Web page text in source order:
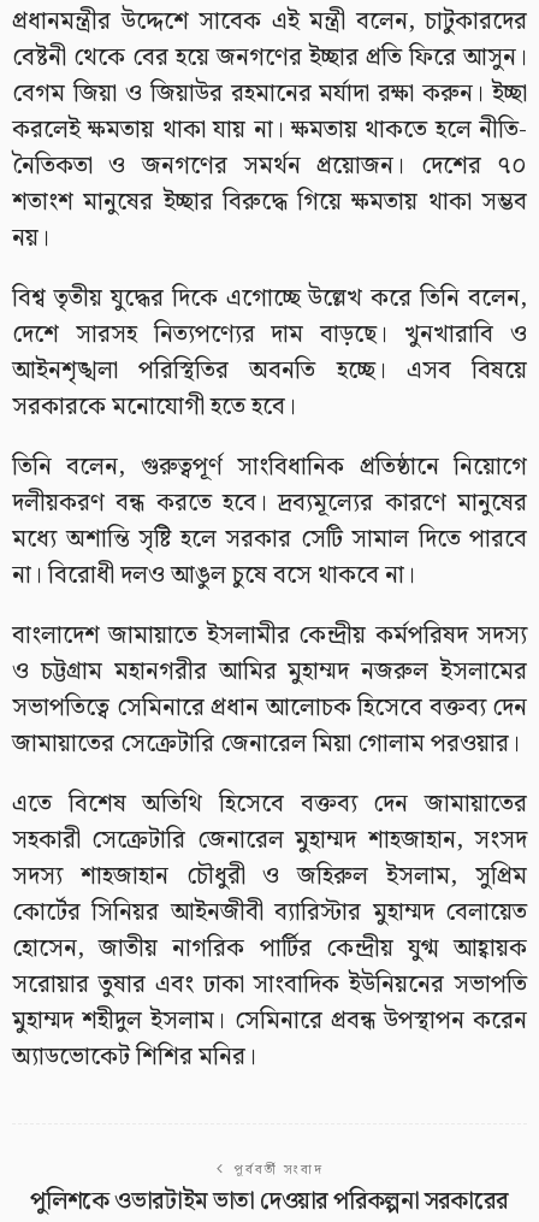
প্রধানমন্ত্রীর উদ্দেশে সাবেক এই মন্ত্রী বলেন, চাটুকারদের
বেষ্টনী থেকে বের হয়ে জনগণের ইচ্ছার প্রতি ফিরে আসুন।
বেগম জিয়া ও জিয়াউর রহমানের মর্যাদা রক্ষা করুন। ইচ্ছা
করলেই ক্ষমতায় থাকা যায় না। ক্ষমতায় থাকতে হলে নীতি-
নৈতিকতা ও জনগণের সমর্থন প্রয়োজন। দেশের ৭০
শতাংশ মানুষের ইচ্ছার বিরুদ্ধে গিয়ে ক্ষমতায় থাকা সম্ভব
নয়।
বিশ্ব তৃতীয় যুদ্ধের দিকে এগোচ্ছে উল্লেখ করে তিনি বলেন,
দেশে সারসহ নিত্যপণ্যের দাম বাড়ছে। খুনখারাবি ও
আইনশৃঙ্খলা পরিস্থিতির অবনতি হচ্ছে। এসব বিষয়ে
সরকারকে মনোযোগী হতে হবে।
তিনি বলেন, গুরুত্বপূর্ণ সাংবিধানিক প্রতিষ্ঠানে নিয়োগে
দলীয়করণ বন্ধ করতে হবে। দ্রব্যমূল্যের কারণে মানুষের
মধ্যে অশান্তি সৃষ্টি হলে সরকার সেটি সামাল দিতে পারবে
না। বিরোধী দলও আঙুল চুষে বসে থাকবে না।
বাংলাদেশ জামায়াতে ইসলামীর কেন্দ্রীয় কর্মপরিষদ সদস্য
ও চট্টগ্রাম মহানগরীর আমির মুহাম্মদ নজরুল ইসলামের
সভাপতিত্বে সেমিনারে প্রধান আলোচক হিসেবে বক্তব্য দেন
জামায়াতের সেক্রেটারি জেনারেল মিয়া গোলাম পরওয়ার।
এতে বিশেষ অতিথি হিসেবে বক্তব্য দেন জামায়াতের
সহকারী সেক্রেটারি জেনারেল মুহাম্মদ শাহজাহান, সংসদ
সদস্য শাহজাহান চৌধুরী ও জহিরুল ইসলাম, সুপ্রিম
কোর্টের সিনিয়র আইনজীবী ব্যারিস্টার মুহাম্মদ বেলায়েত
হোসেন, জাতীয় নাগরিক পার্টির কেন্দ্রীয় যুগ্ম আহ্বায়ক
সরোয়ার তুষার এবং ঢাকা সাংবাদিক ইউনিয়নের সভাপতি
মুহাম্মদ শহীদুল ইসলাম। সেমিনারে প্রবন্ধ উপস্থাপন করেন
অ্যাডভোকেট শিশির মনির।
পূর্ববর্তী সংবাদ
পুলিশকে ওভারটাইম ভাতা দেওয়ার পরিকল্পনা সরকারের